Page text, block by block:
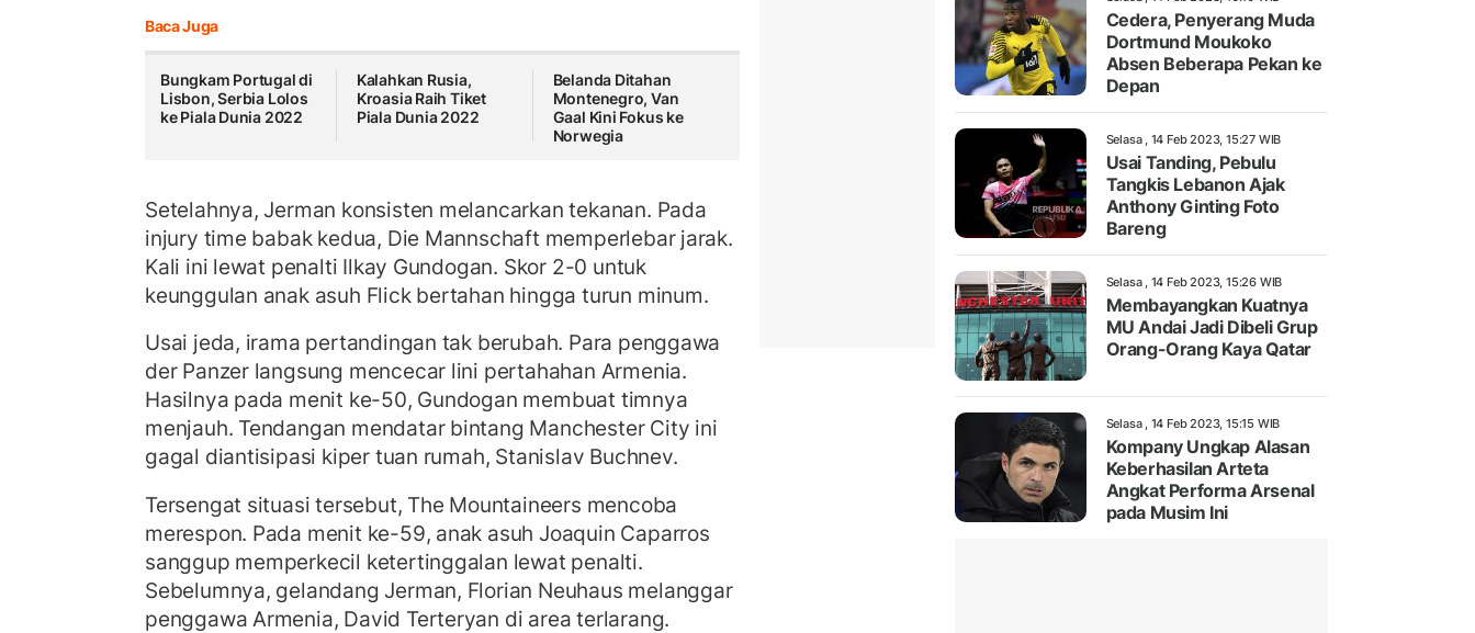
Baca Juga
Bungkam Portugal di
Lisbon, Serbia Lolos
ke Piala Dunia 2022
Kalahkan Rusia,
Kroasia Raih Tiket
Piala Dunia 2022
Belanda Ditahan
Montenegro, Van
Gaal Kini Fokus ke
Norwegia
Setelahnya, Jerman konsisten melancarkan tekanan. Pada
injury time babak kedua, Die Mannschaft memperlebar jarak.
Kali ini lewat penalti Ilkay Gundogan. Skor 2-0 untuk
keunggulan anak asuh Flick bertahan hingga turun minum.
Usai jeda, irama pertandingan tak berubah. Para penggawa
der Panzer langsung mencecar lini pertahahan Armenia.
Hasilnya pada menit ke-50, Gundogan membuat timnya
menjauh. Tendangan mendatar bintang Manchester City ini
gagal diantisipasi kiper tuan rumah, Stanislav Buchnev.
Tersengat situasi tersebut, The Mountaineers mencoba
merespon. Pada menit ke-59, anak asuh Joaquin Caparros
sanggup memperkecil ketertinggalan lewat penalti.
Sebelumnya, gelandang Jerman, Florian Neuhaus melanggar
penggawa Armenia, David Terteryan di area terlarang.
Cedera, Penyerang Muda
Dortmund Moukoko
Absen Beberapa Pekan ke
Depan
Selasa , 14 Feb 2023, 15:27 WIB
Usai Tanding, Pebulu
Tangkis Lebanon Ajak
Anthony Ginting Foto
Bareng
Selasa , 14 Feb 2023, 15:26 WIB
Membayangkan Kuatnya
MU Andai Jadi Dibeli Grup
Orang-Orang Kaya Qatar
Selasa , 14 Feb 2023, 15:15 WIB
Kompany Ungkap Alasan
Keberhasilan Arteta
Angkat Performa Arsenal
pada Musim Ini